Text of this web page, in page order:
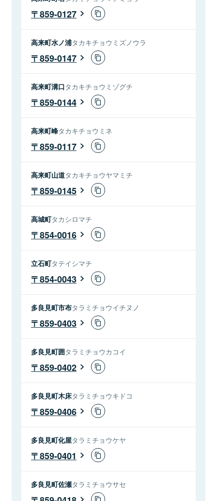
859-0127
高来町水ノ浦タカキチョウミズノウラ
859-0147
高来町溝口タカキチョウミゾグチ
859-0144
高来町峰タカキチョウミネ
859-0117
高来町山道タカキチョウヤマミチ
859-0145
高城町タカシロマチ
854-0016
立石町タテイシマチ
854-0043
多良見町市布タラミチョウイチヌノ
859-0403
多良見町囲タラミチョウカコイ
859-0402
多良見町木床タラミチョウキドコ
859-0406
多良見町化屋タラミチョウケヤ
859-0401
多良見町佐瀬タラミチョウサセ